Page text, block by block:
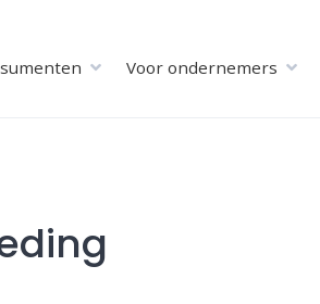
Voor ondernemers